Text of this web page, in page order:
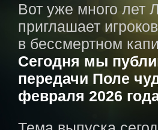
Вот уже много лет
приглашает
в бессмертном
Сегодня мы
передачи Поле
февраля 2026